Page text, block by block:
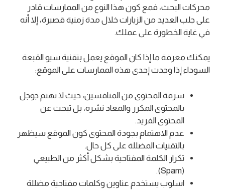
محركات البحث، فمع كون هذا النوع من الممارسات قادر
على جلب العديد من الزيارات خلال مدة زمنية قصيرة، إلا أنه
في غاية الخطورة على عملك.
يمكنك معرفة ما إذا كان الموقع يعمل بتقنية سيو القبعة
السوداء إذا وجدت إحدى هذه الممارسات على الموقع:
سرقة المحتوى من المنافسين، حيث لا تهتم جوجل
بالمحتوى المكرر والمعاد نشره، بل تبحث عن
المحتوى الفريد.
عدم الاهتمام بجودة المحتوى كون الموقع سيظهر
بالتقنيات المضللة على كل حال.
تكرار الكلمة المفتاحية بشكل أكثر من الطبيعي
(Spam).
اسلوب يستخدم عناوين وكلمات مفتاحية مضللة